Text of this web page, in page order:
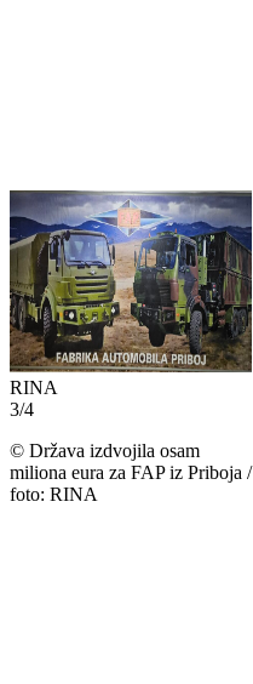
RINA
3/4
© Država izdvojila osam
miliona eura za FAP iz Priboja /
foto: RINA